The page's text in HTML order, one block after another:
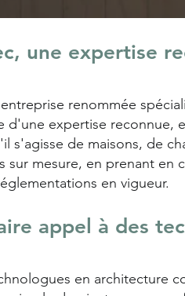
une expertise
renommée
d'une expertise reconnue,
s'agisse de maisons, de
sur mesure, en prenant
en vigueur.
appel à des
en architecture